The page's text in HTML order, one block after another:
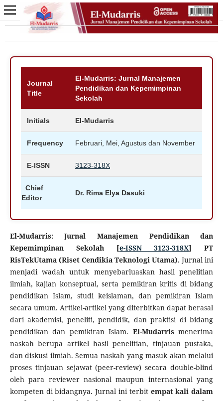
Journal
Title
El-Mudarris: Jurnal Manajemen
Pendidikan dan Kepemimpinan
Sekolah
Initials El-Mudarris
Frequency Februari, Mei, Agustus dan November
E-ISSN 3123-318X
Chief
Editor
Dr. Rima Elya Dasuki
El-Mudarris: Jurnal Manajemen Pendidikan dan
Kepemimpinan Sekolah [e-ISSN 3123-318X] PT
RisTekUtama (Riset Cendikia Teknologi Utama).Jurnal ini
menjadi wadah untuk menyebarluaskan hasil penelitian
ilmiah, kajian konseptual, serta pemikiran kritis di bidang
pendidikan Islam, studi keislaman, dan pemikiran Islam
secara umum. Artikel-artikel yang diterbitkan dapat berasal
dari akademisi, peneliti, pendidik, dan praktisi di bidang
pendidikan dan pemikiran Islam. El-Mudarrismenerima
naskah berupa artikel hasil penelitian, tinjauan pustaka,
dan diskusi ilmiah. Semua naskah yang masuk akan melalui
proses tinjauan sejawat (peer-review) secara double-blind
oleh para reviewer nasional maupun internasional yang
kompeten di bidangnya. Jurnal ini terbit empat kali dalam